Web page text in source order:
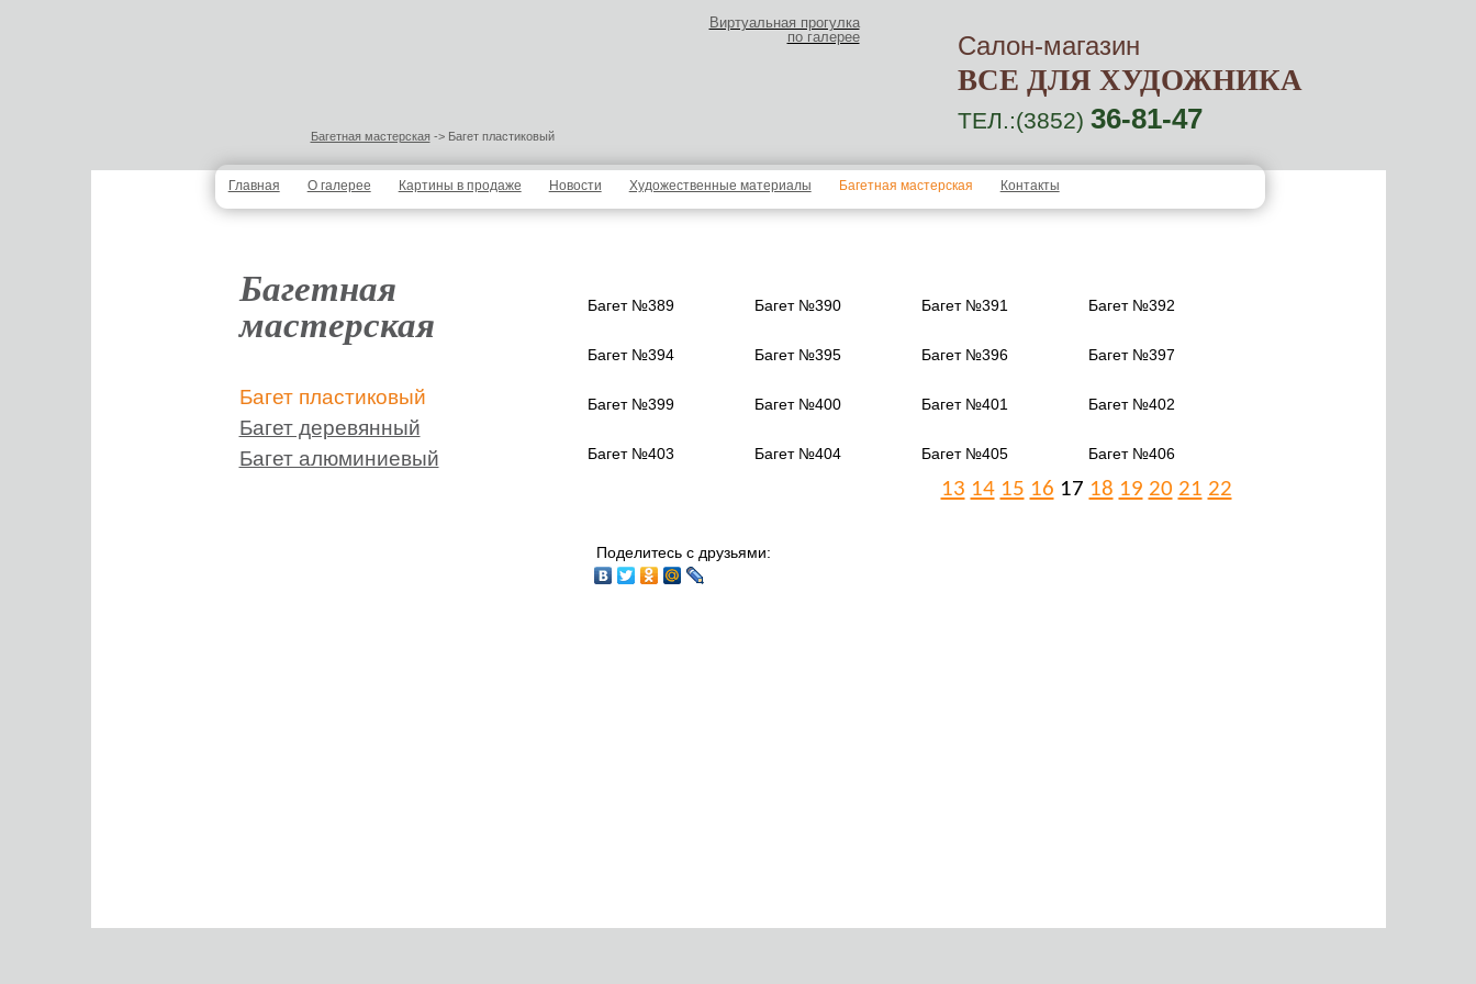
Виртуальная прогулка
по галерее
Салон-магазин
ВСЕ ДЛЯ ХУДОЖНИКА
ТЕЛ.:(3852) 36-81-47
Багетная мастерская-> Багет пластиковый
Главная О галерее Картины в продаже Новости Художественные материалы Багетная мастерская Контакты
Багетная
мастерская
Багет пластиковый
Багет деревянный
Багет алюминиевый
Багет №389 Багет №390 Багет №391 Багет №392
Багет №394 Багет №395 Багет №396 Багет №397
Багет №399 Багет №400 Багет №401 Багет №402
Багет №403 Багет №404 Багет №405 Багет №406
13 14 15 16 17 18 19 20 21 22
Поделитесь с друзьями: